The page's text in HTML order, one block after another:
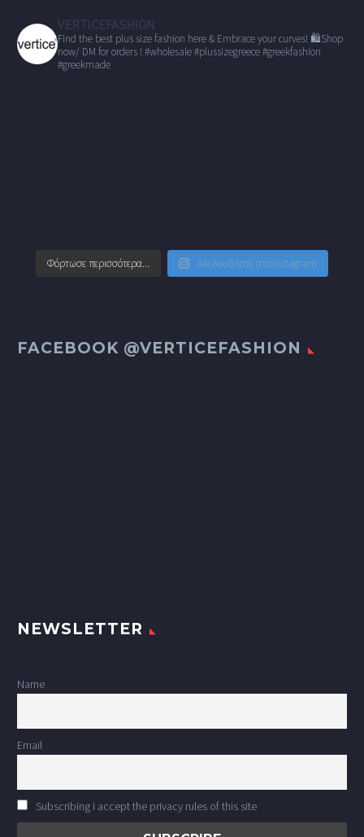
VERTICEFASHION
Find the best plus size fashion here & Embrace your curves! 🛍Shop
now/ DM for orders ! #wholesale#plussizegreece #greekfashion
#greekmade
Φόρτωσε περισσότερα... Ακολουθήστε στο Instagram
FACEBOOK @VERTICEFASHION
NEWSLETTER
Name
Email
Subscribing I accept the privacy rules of this site